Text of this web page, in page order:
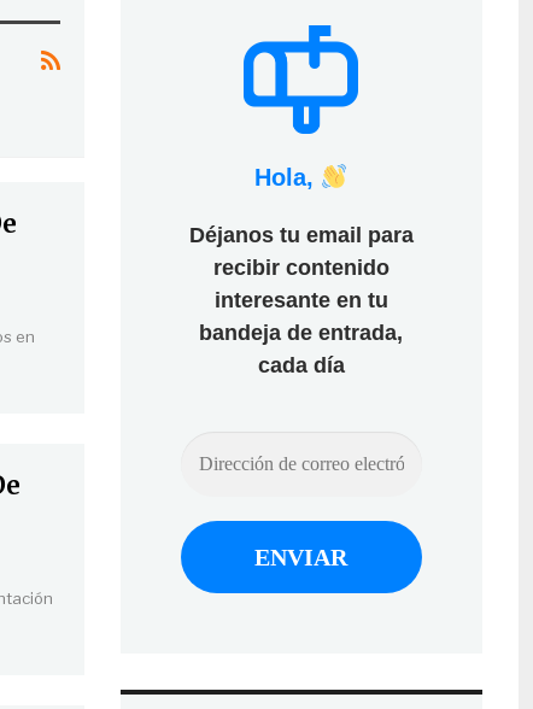
en
Hola,
Déjanos tu email para
recibir contenido
interesante en tu
bandeja de entrada,
cada día